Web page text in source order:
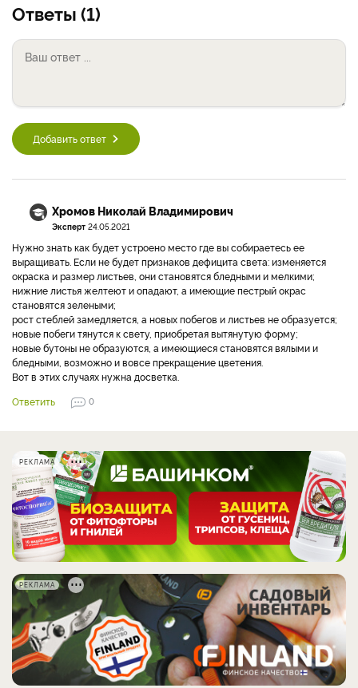
Ответы (1)
Добавить ответ
Хромов Николай Владимирович
Эксперт 24.05.2021
Нужно знать как будет устроено место где вы собираетесь ее
выращивать. Если не будет признаков дефицита света: изменяется
окраска и размер листьев, они становятся бледными и мелкими;
нижние листья желтеют и опадают, а имеющие пестрый окрас
становятся зелеными;
рост стеблей замедляется, а новых побегов и листьев не образуется;
новые побеги тянутся к свету, приобретая вытянутую форму;
новые бутоны не образуются, а имеющиеся становятся вялыми и
бледными, возможно и вовсе прекращение цветения.
Вот в этих случаях нужна досветка.
Ответить
0
РЕКЛАМА
РЕКЛАМА